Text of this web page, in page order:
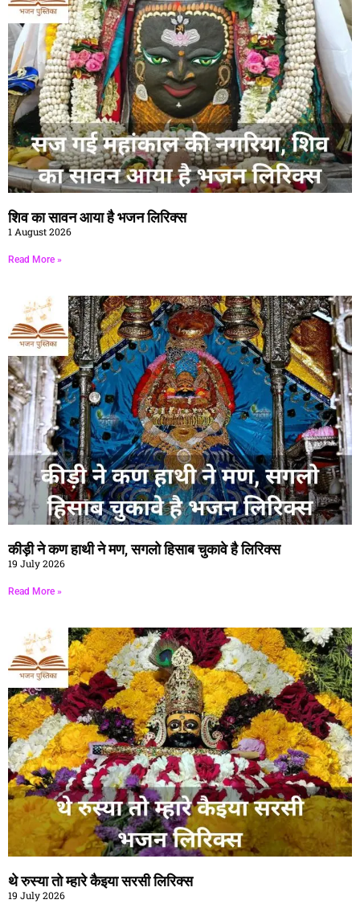
शिव का सावन आया है भजन लिरिक्स
1 August 2026
Read More »
कीड़ी ने कण हाथी ने मण, सगलो हिसाब चुकावे है लिरिक्स
19 July 2026
Read More »
थे रुस्या तो म्हारे कैइया सरसी लिरिक्स
19 July 2026